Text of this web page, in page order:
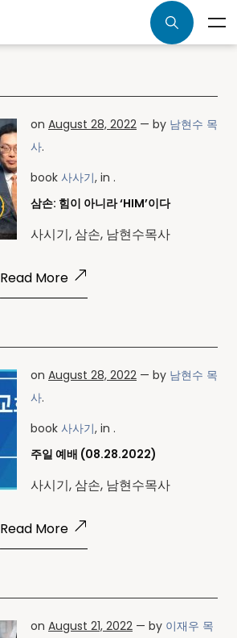
on August 28, 2022 — by 남현수 목
사.
book 사사기, in .
삼손: 힘이 아니라 ‘HIM’이다
사시기, 삼손, 남현수목사
Read More
on August 28, 2022 — by 남현수 목
사.
book 사사기, in .
주일 예배 (08.28.2022)
사시기, 삼손, 남현수목사
Read More
on August 21, 2022 — by 이재우 목